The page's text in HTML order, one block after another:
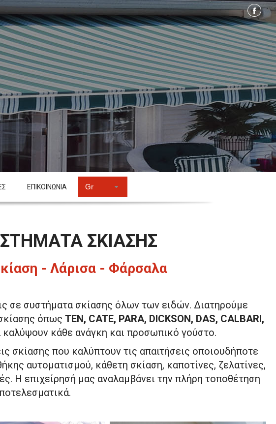
ΕΠΙΚΟΙΝΩΝΙΑ Gr
ΣΚΙΑΣΗΣ
- Λάρισα - Φάρσαλα
σε συστήματα σκίασης όλων των ειδών. Διατηρούμε
όπως TEN, CATE, PARA, DICKSON, DAS, CALBARI,
καλύψουν κάθε ανάγκη και προσωπικό γούστο.
σκίασης που καλύπτουν τις απαιτήσεις οποιουδήποτε
αυτοματισμού, κάθετη σκίαση, καποτίνες, ζελατίνες,
Η επιχείρησή μας αναλαμβάνει την πλήρη τοποθέτηση